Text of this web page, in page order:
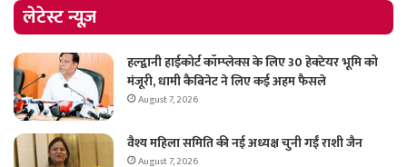
लेटेस्ट न्यूज़
हल्द्वानी हाईकोर्ट कॉम्प्लेक्स के लिए 30 हेक्टेयर भूमि को
मंजूरी, धामी कैबिनेट ने लिए कई अहम फैसले
August 7, 2026
वैश्य महिला समिति की नई अध्यक्ष चुनी गईं राशी जैन
August 7, 2026